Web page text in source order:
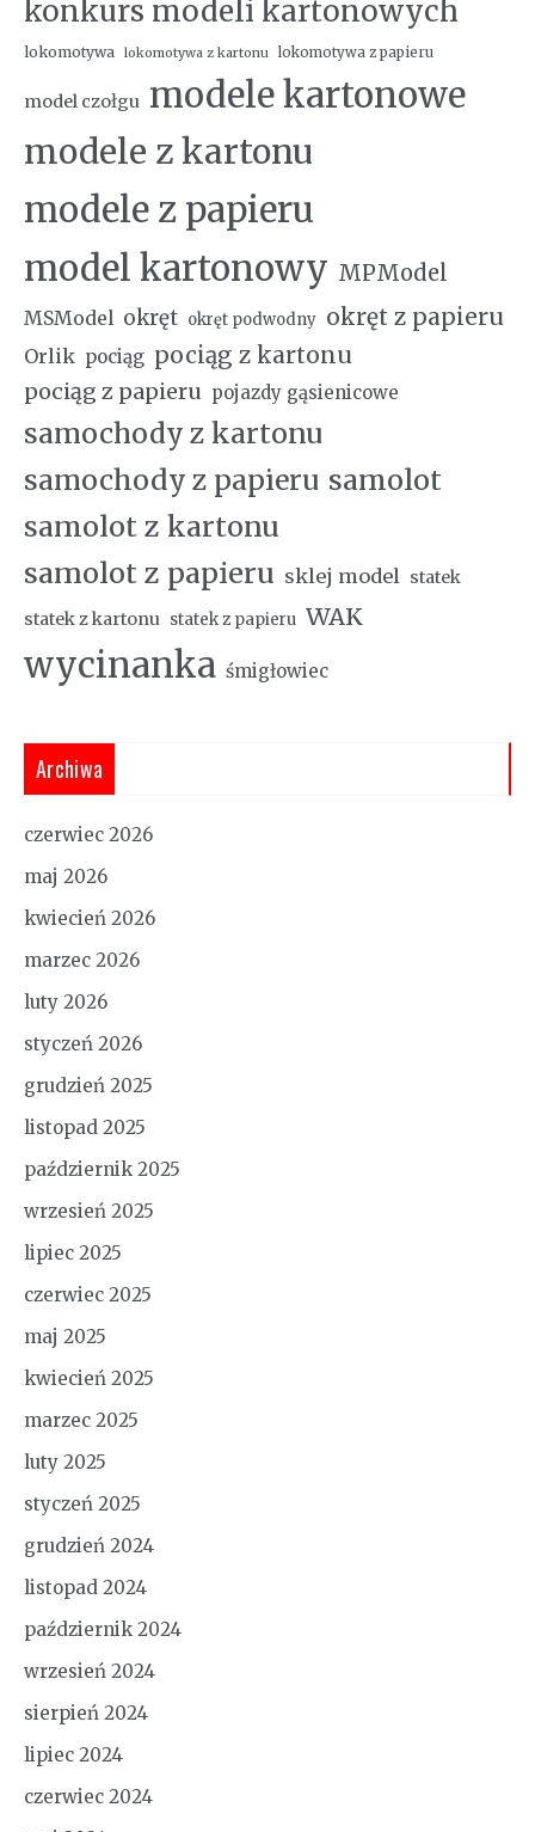
konkurs modeli kartonowych
lokomotywa lokomotywa z kartonu lokomotywa z papieru
model czołgu modele kartonowe
modele z kartonu
modele z papieru
model kartonowy MPModel
MSModel okręt okręt podwodny okręt z papieru
Orlik pociąg pociąg z kartonu
pociąg z papieru pojazdy gąsienicowe
samochody z kartonu
samochody z papieru samolot
samolot z kartonu
samolot z papieru sklej model
statek
statek z kartonu statek z papieru WAK
wycinanka śmigłowiec
Archiwa
czerwiec 2026
maj 2026
kwiecień 2026
marzec 2026
luty 2026
styczeń 2026
grudzień 2025
listopad 2025
październik 2025
wrzesień 2025
lipiec 2025
czerwiec 2025
maj 2025
kwiecień 2025
marzec 2025
luty 2025
styczeń 2025
grudzień 2024
listopad 2024
październik 2024
wrzesień 2024
sierpień 2024
lipiec 2024
czerwiec 2024